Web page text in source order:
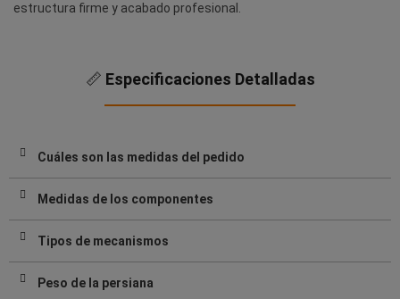
estructura firme y acabado profesional.
📏 Especificaciones Detalladas
Cuáles son las medidas del pedido
Medidas de los componentes
Tipos de mecanismos
Peso de la persiana